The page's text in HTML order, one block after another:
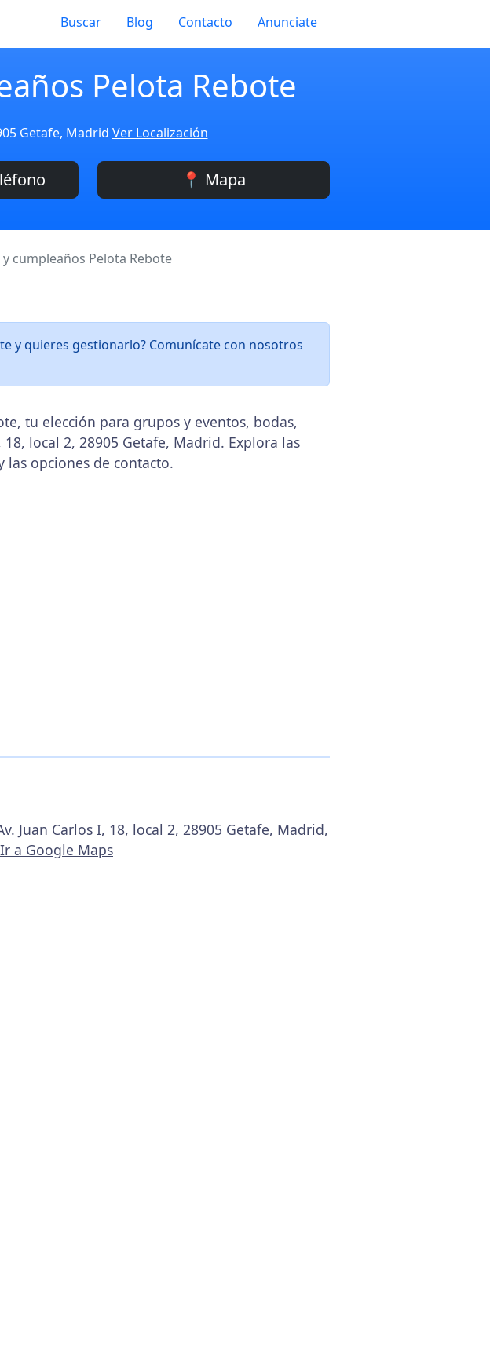
Buscar Blog Contacto Anunciate
Pelota Rebote
Getafe, Madrid Ver Localización
📍 Mapa
y cumpleaños Pelota Rebote
y quieres gestionarlo? Comunícate con nosotros
tu elección para grupos y eventos, bodas,
18, local 2, 28905 Getafe, Madrid. Explora las
las opciones de contacto.
Juan Carlos I, 18, local 2, 28905 Getafe, Madrid,
Ir a Google Maps